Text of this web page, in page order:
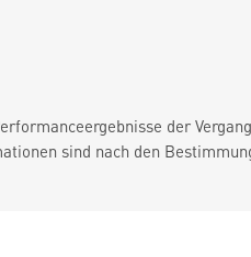
der
sind nach den